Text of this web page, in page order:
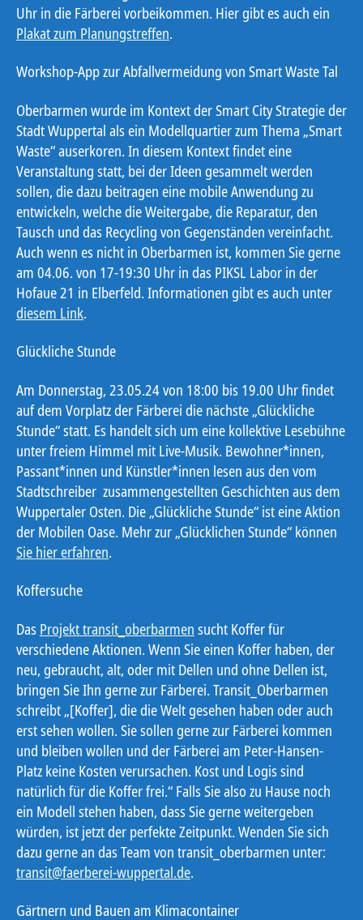
Uhr in die Färberei vorbeikommen. Hier gibt es auch ein
Plakat zum Planungstreffen.
Workshop-App zur Abfallvermeidung von Smart Waste Tal
Oberbarmen wurde im Kontext der Smart City Strategie der
Stadt Wuppertal als ein Modellquartier zum Thema „Smart
Waste“ auserkoren. In diesem Kontext findet eine
Veranstaltung statt, bei der Ideen gesammelt werden
sollen, die dazu beitragen eine mobile Anwendung zu
entwickeln, welche die Weitergabe, die Reparatur, den
Tausch und das Recycling von Gegenständen vereinfacht.
Auch wenn es nicht in Oberbarmen ist, kommen Sie gerne
am 04.06. von 17-19:30 Uhr in das PIKSL Labor in der
Hofaue 21 in Elberfeld. Informationen gibt es auch unter
diesem Link.
Glückliche Stunde
Am Donnerstag, 23.05.24 von 18:00 bis 19.00 Uhr findet
auf dem Vorplatz der Färberei die nächste „Glückliche
Stunde“ statt. Es handelt sich um eine kollektive Lesebühne
unter freiem Himmel mit Live-Musik. Bewohner*innen,
Passant*innen und Künstler*innen lesen aus den vom
Stadtschreiber zusammengestellten Geschichten aus dem
Wuppertaler Osten. Die „Glückliche Stunde“ ist eine Aktion
der Mobilen Oase. Mehr zur „Glücklichen Stunde“ können
Sie hier erfahren.
Koffersuche
Das Projekt transit_oberbarmen sucht Koffer für
verschiedene Aktionen. Wenn Sie einen Koffer haben, der
neu, gebraucht, alt, oder mit Dellen und ohne Dellen ist,
bringen Sie Ihn gerne zur Färberei. Transit_Oberbarmen
schreibt „[Koffer], die die Welt gesehen haben oder auch
erst sehen wollen. Sie sollen gerne zur Färberei kommen
und bleiben wollen und der Färberei am Peter-Hansen-
Platz keine Kosten verursachen. Kost und Logis sind
natürlich für die Koffer frei.“ Falls Sie also zu Hause noch
ein Modell stehen haben, dass Sie gerne weitergeben
würden, ist jetzt der perfekte Zeitpunkt. Wenden Sie sich
dazu gerne an das Team von transit_oberbarmen unter:
transit@faerberei-wuppertal.de.
Gärtnern und Bauen am Klimacontainer